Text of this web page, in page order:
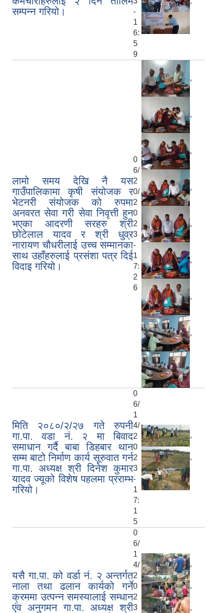
सम्पन्न गरियो।
-
1
6:
5
9
लामो समय देखि नै यस
गाउँपालिकामा कृषी संयोजक र
भेटनरी संयोजक को रुपमा
अनवरत सेवा गरी सेवा निवृत्ती हुन
भएका आदरणी सरहरु श्री
छोटेलाल यादव र श्री धुव्र
नारायण चौधरीलाई उच्च सम्मानका
साथ उहाँहरुलाई प्रसंशा पत्र दिई
विदाइ गरियो।
0
6/
2
0/
2
0
2
3
-
1
7:
2
6
,
,
,
,
,
,
,
,
मिति २०८०/२/२७ गते रुपनी
गा.पा. वडा नं. २ मा बिवाद
समाधान गर्दै बाबा डिहबार थान
सम्म बाटो निर्माण कार्य सूरुवात गर्न
गा.पा. अध्यक्ष श्री दिनेश कुमार
यादव ज्यूको विशेष पहलमा प्रराम्भ
गरियो।
0
6/
1
4/
2
0
2
3
-
1
7:
1
5
,
,
यसै गा.पा. को वर्डा नं. २ अन्तर्गत
नाला तथा ढलान कार्यको गर्ने
क्रममा उत्पन्न समस्यालाई सम्धान
एंव अनुगमन गा.पा. अध्यक्ष श्री
0
6/
1
4/
2
0
2
3
,
,
,